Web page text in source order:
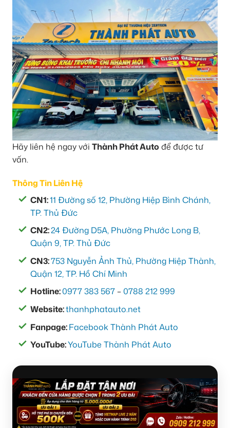
Hãy liên hệ ngay với Thành Phát Auto để được tư
vấn.
Thông Tin Liên Hệ
CN1:11 Đường số 12, Phường Hiệp Bình Chánh,
TP. Thủ Đức
CN2:24 Đường D5A, Phường Phước Long B,
Quận 9, TP. Thủ Đức
CN3:753 Nguyễn Ảnh Thủ, Phường Hiệp Thành,
Quận 12, TP. Hồ Chí Minh
Hotline:0977 383 567 –0788 212 999
Website:thanhphatauto.net
Fanpage:Facebook Thành Phát Auto
YouTube:YouTube Thành Phát Auto